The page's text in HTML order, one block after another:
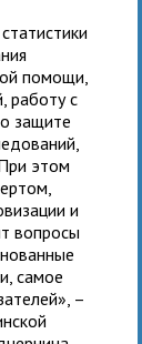
помощи,
работу с
защите
этом
и
вопросы
самое
–